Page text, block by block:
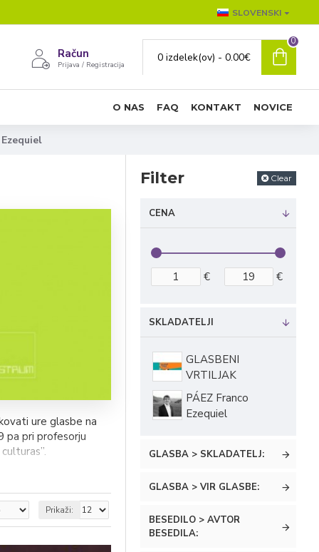
SLOVENSKI
Račun
Prijava / Registracija
0 izdelek(ov) - 0.00€
0
O NAS FAQ KONTAKT NOVICE
ure glasbe na
pa pri profesorju
prof. Huga Cerúsica
Francisco Javier,
Prikaži:
Filter Clear
CENA
€ €
SKLADATELJI
GLASBENI
VRTILJAK
PÁEZ Franco
Ezequiel
GLASBA > SKLADATELJ:
GLASBA > VIR GLASBE:
BESEDILO > AVTOR
BESEDILA: